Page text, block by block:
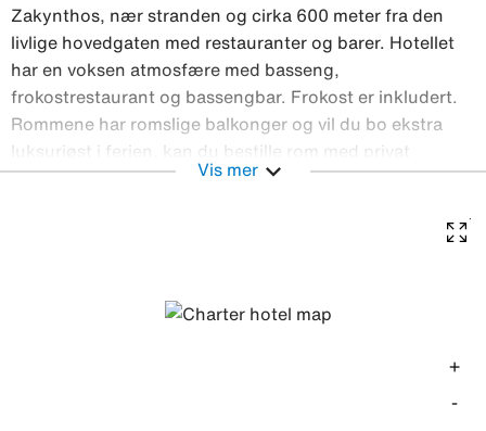
Zakynthos, nær stranden og cirka 600 meter fra den
livlige hovedgaten med restauranter og barer. Hotellet
har en voksen atmosfære med basseng,
frokostrestaurant og bassengbar. Frokost er inkludert.
Rommene har romslige balkonger og vil du bo ekstra
luksuriøst i ferien, kan du bestille rom med privat
basseng. Slapp av ved bassengområdet eller på
stranden. Frokostbuffé er inkludert Om morgenen
det er tid for lunsj og middag har du flere restauranter å
Vis mer expand_more
+
-